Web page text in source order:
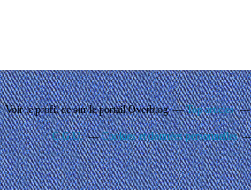
Voir le profil desur le portail Overblog Top articles
C.G.U. Cookies et données personnelles